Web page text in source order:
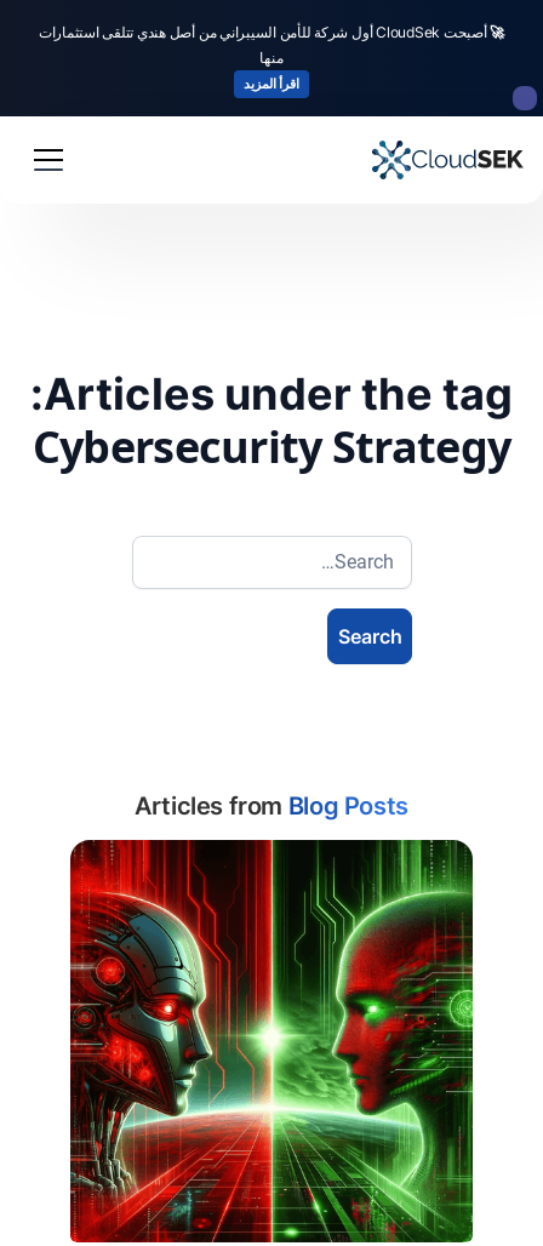
🚀
أصبحت CloudSek أول شركة للأمن السيبراني من أصل هندي تتلقى استثمارات
منها
اقرأ المزيد
Articles under the tag:
Cybersecurity Strategy
Articles from Blog Posts